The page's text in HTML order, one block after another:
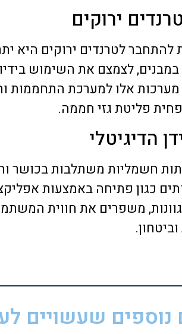
ירוקים
לטרנדים ירוקים היא
לצמצם את השימוש
מערכות אלו למערכת התחממות
פליטת גזי חממה.
הדיגיטלי
חשמליות משתלבות בכושר
כגון פתיחה באמצעות
משפרים את חווית
שעשויים